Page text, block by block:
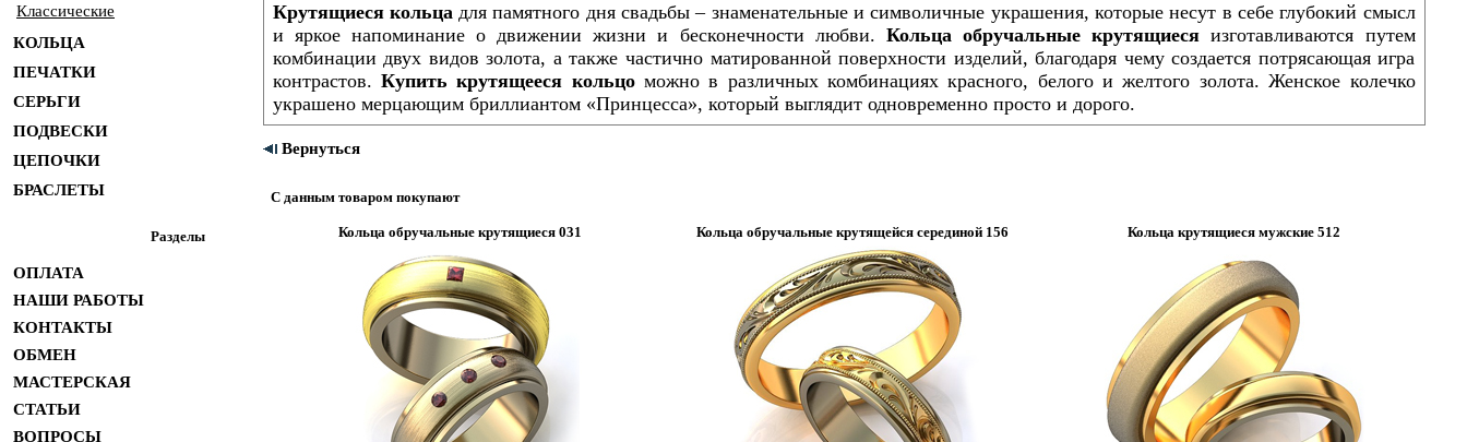
Классические
КОЛЬЦА
ПЕЧАТКИ
СЕРЬГИ
ПОДВЕСКИ
ЦЕПОЧКИ
БРАСЛЕТЫ
Разделы
ОПЛАТА
НАШИ РАБОТЫ
КОНТАКТЫ
ОБМЕН
МАСТЕРСКАЯ
СТАТЬИ
ВОПРОСЫ
Крутящиеся кольцадля памятного дня свадьбы – знаменательные и символичные украшения, которые несут в себе глубокий смысл
и яркое напоминание о движении жизни и бесконечности любви. Кольца обручальные крутящиеся изготавливаются путем
комбинации двух видов золота, а также частично матированной поверхности изделий, благодаря чему создается потрясающая игра
контрастов. Купить крутящееся кольцоможно в различных комбинациях красного, белого и желтого золота. Женское колечко
украшено мерцающим бриллиантом «Принцесса», который выглядит одновременно просто и дорого.
Вернуться
С данным товаром покупают
Кольца обручальные крутящиеся 031 Кольца обручальные крутящейся серединой 156 Кольца крутящиеся мужские 512